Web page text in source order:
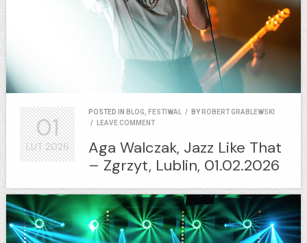
POSTED IN BLOG, FESTIWAL / BY ROBERT GRABLEWSKI
/
LEAVE COMMENT
Aga Walczak, Jazz Like That
– Zgrzyt, Lublin, 01.02.2026
01
LUT2026